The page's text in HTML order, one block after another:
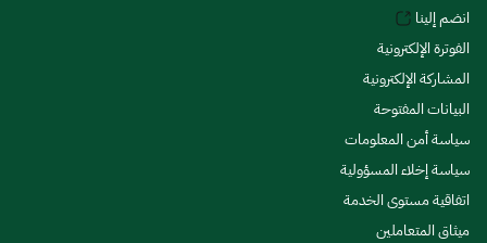
انضم إلينا
الفوترة الإلكترونية
المشاركة الإلكترونية
البيانات المفتوحة
سياسة أمن المعلومات
سياسة إخلاء المسؤولية
اتفاقية مستوى الخدمة
ميثاق المتعاملين